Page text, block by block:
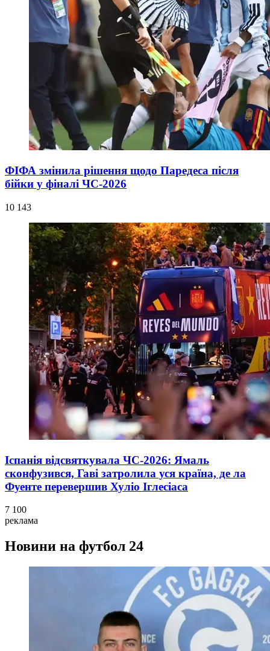
ФІФА змінила рішення щодо Паредеса після
бійки у фіналі ЧС-2026
10 143
Іспанія відсвяткувала ЧС-2026: Ямаль
сконфузився, Гаві затролила уся країна, де ла
Фуенте перевершив Хуліо Іглесіаса
7 100
реклама
Новини на футбол 24